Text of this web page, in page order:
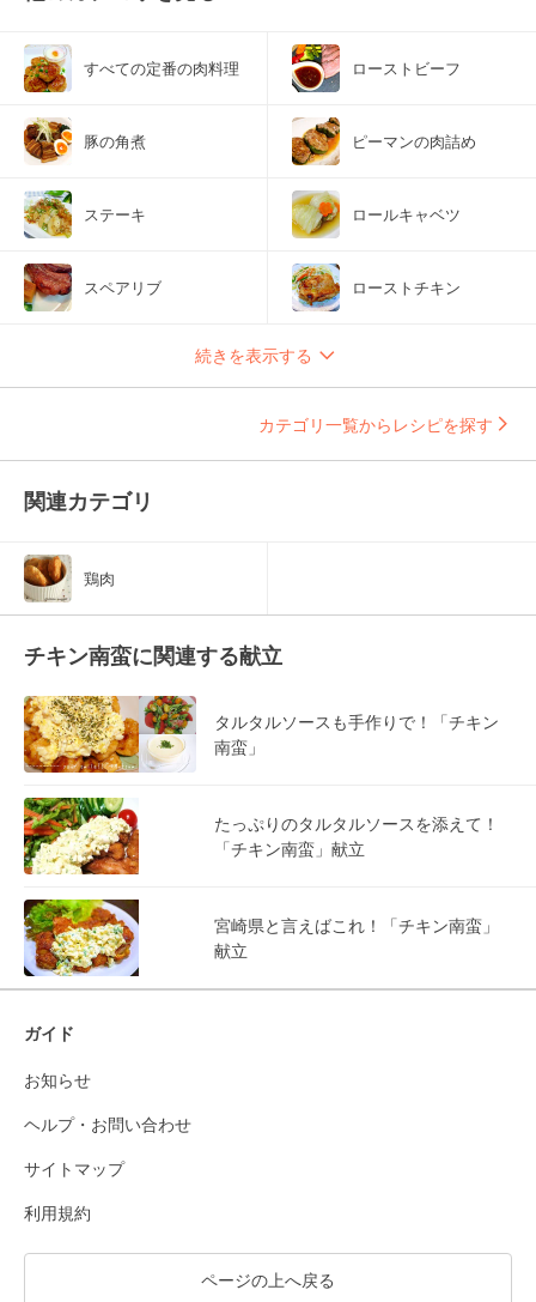
すべての定番の肉料理 ローストビーフ
豚の角煮 ピーマンの肉詰め
ステーキ ロールキャベツ
スペアリブ ローストチキン
続きを表示する
カテゴリ一覧からレシピを探す
関連カテゴリ
鶏肉
チキン南蛮に関連する献立
タルタルソースも手作りで！「チキン
南蛮」
たっぷりのタルタルソースを添えて！
「チキン南蛮」献立
宮崎県と言えばこれ！「チキン南蛮」
献立
ガイド
お知らせ
ヘルプ・お問い合わせ
サイトマップ
利用規約
ページの上へ戻る